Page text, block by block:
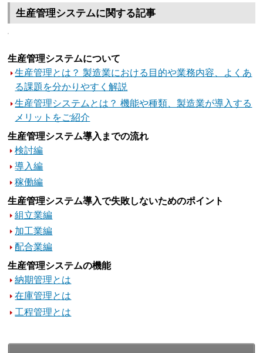
生産管理システムに関する記事
生産管理システムについて
生産管理とは？ 製造業における目的や業務内容、よくあ
る課題を分かりやすく解説
生産管理システムとは？ 機能や種類、製造業が導入する
メリットをご紹介
生産管理システム導入までの流れ
検討編
導入編
稼働編
生産管理システム導入で失敗しないためのポイント
組立業編
加工業編
配合業編
生産管理システムの機能
納期管理とは
在庫管理とは
工程管理とは